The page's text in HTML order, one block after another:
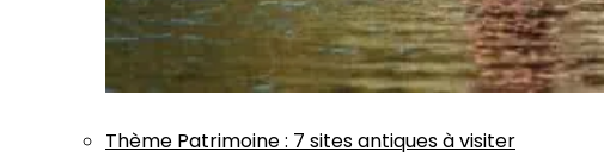
Thème Patrimoine: 7 sites antiques à visiter